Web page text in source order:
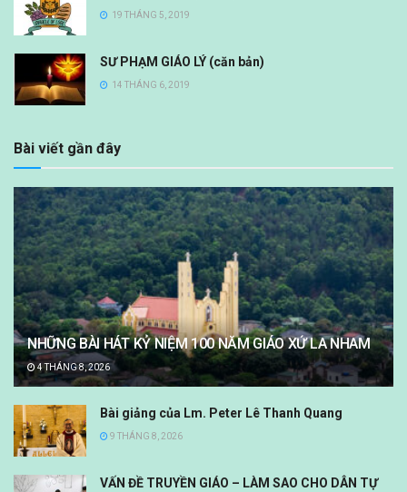
19 THÁNG 5, 2019
SƯ PHẠM GIÁO LÝ (căn bản)
14 THÁNG 6, 2019
Bài viết gần đây
NHỮNG BÀI HÁT KỶ NIỆM 100 NĂM GIÁO XỨ LA NHAM
4 THÁNG 8, 2026
Bài giảng của Lm. Peter Lê Thanh Quang
9 THÁNG 8, 2026
VẤN ĐỀ TRUYỀN GIÁO – LÀM SAO CHO DÂN TỰ